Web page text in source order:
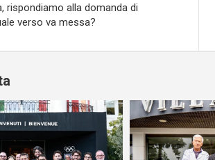
rispondiamo alla domanda di
verso va messa?